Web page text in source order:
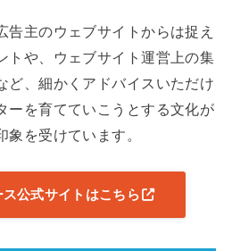
告主のウェブサイトからは捉え
トや、ウェブサイト運営上の集
ど、細かくアドバイスいただけ
ーを育てていこうとする文化が
を受けています。
公式サイトはこちら